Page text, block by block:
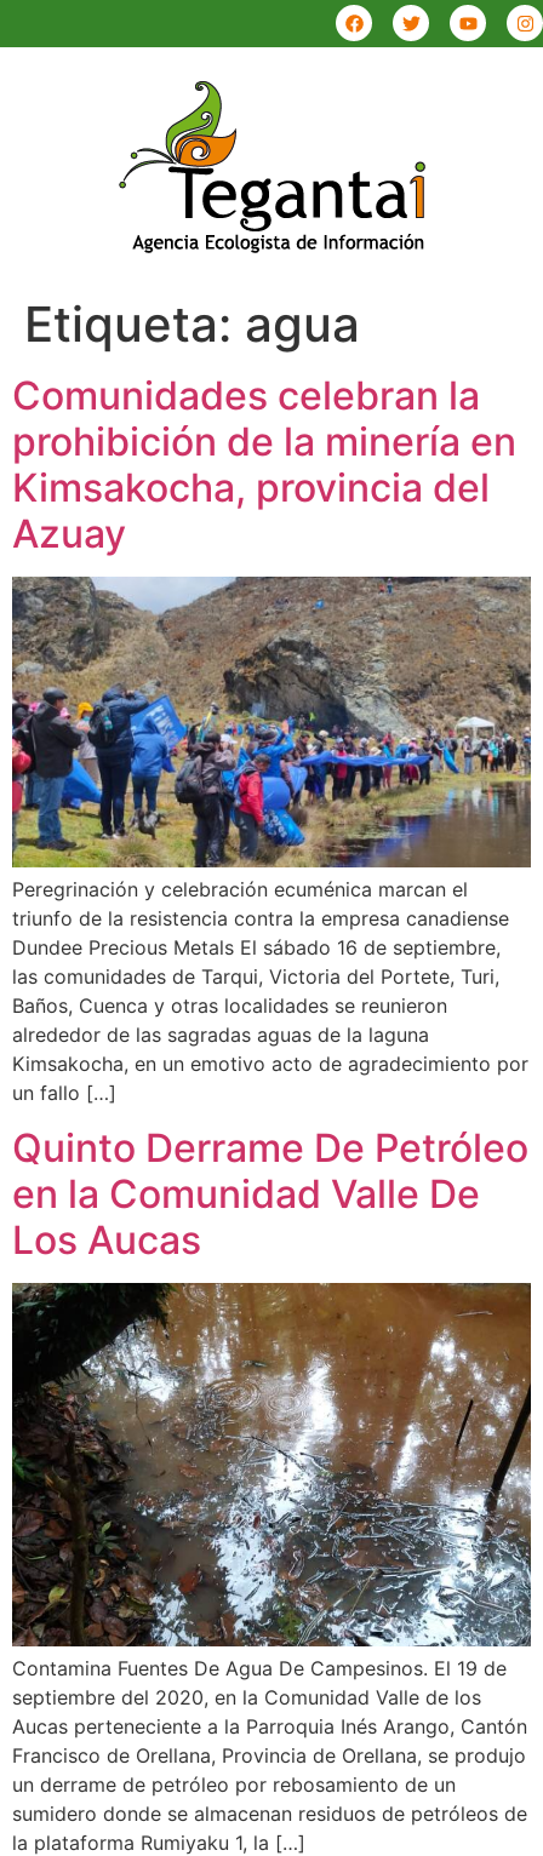
Etiqueta: agua
Comunidades celebran la
prohibición de la minería en
Kimsakocha, provincia del
Azuay
Peregrinación y celebración ecuménica marcan el
triunfo de la resistencia contra la empresa canadiense
Dundee Precious Metals El sábado 16 de septiembre,
las comunidades de Tarqui, Victoria del Portete, Turi,
Baños, Cuenca y otras localidades se reunieron
alrededor de las sagradas aguas de la laguna
Kimsakocha, en un emotivo acto de agradecimiento por
un fallo […]
Quinto Derrame De Petróleo
en la Comunidad Valle De
Los Aucas
Contamina Fuentes De Agua De Campesinos. El 19 de
septiembre del 2020, en la Comunidad Valle de los
Aucas perteneciente a la Parroquia Inés Arango, Cantón
Francisco de Orellana, Provincia de Orellana, se produjo
un derrame de petróleo por rebosamiento de un
sumidero donde se almacenan residuos de petróleos de
la plataforma Rumiyaku 1, la […]